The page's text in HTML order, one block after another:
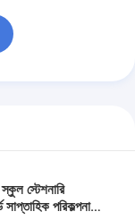
স্টেশনারি
পরিকল্পনাকারী